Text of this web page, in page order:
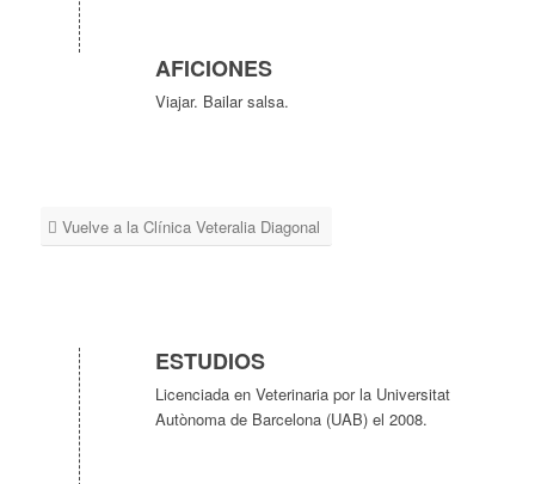
AFICIONES
Viajar. Bailar salsa.
Vuelve a la Clínica Veteralia Diagonal
ESTUDIOS
Licenciada en Veterinaria por la Universitat
Autònoma de Barcelona (UAB) el 2008.